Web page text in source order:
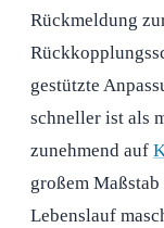
Rückmeldung
gestützte
schneller ist als
zunehmend auf
großem
Lebenslauf